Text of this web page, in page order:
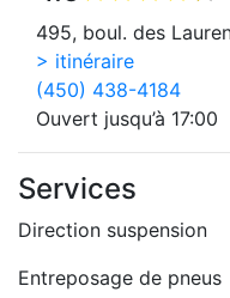
495, boul. des
> itinéraire
(450) 438-4184
Ouvert jusqu’à 17:00
Services
Direction suspension
Entreposage de pneus